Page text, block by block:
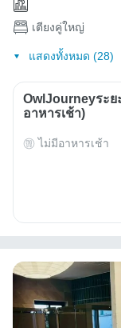
เตียงคู่ใหญ่
แสดงทั้งหมด (28)
OwlJourneyระย
อาหารเช้า)
ไม่มีอาหารเช้า